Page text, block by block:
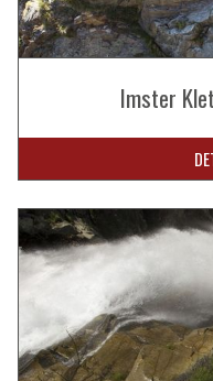
Imster